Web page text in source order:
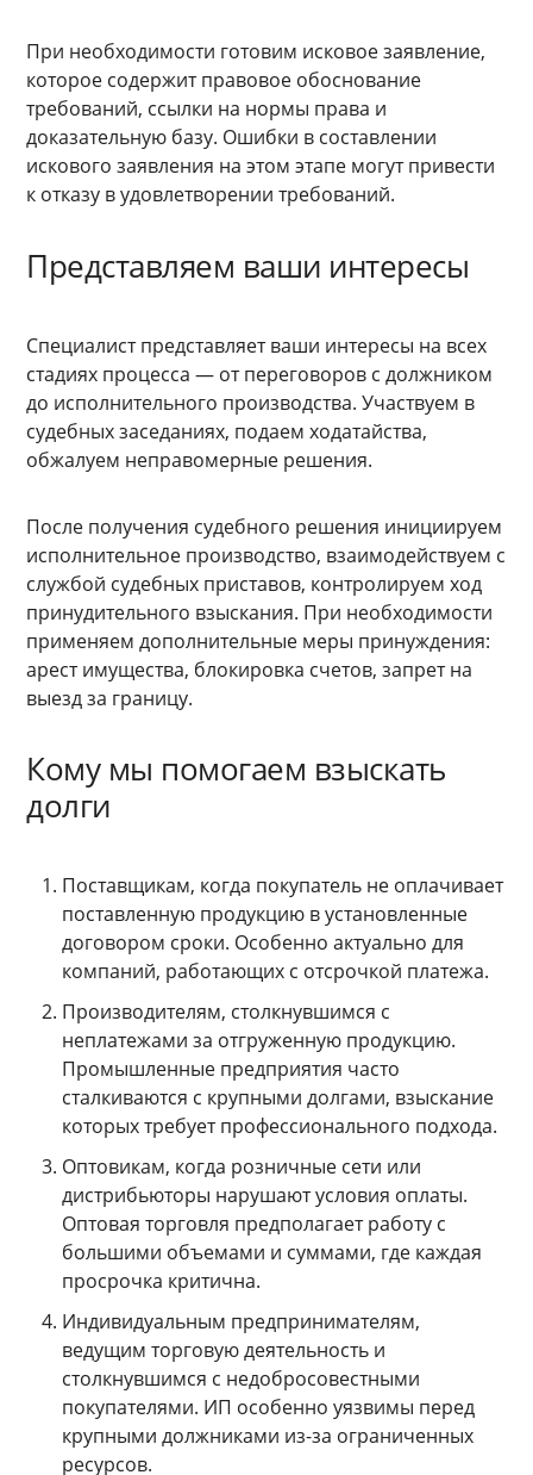
При необходимости готовим исковое заявление,
которое содержит правовое обоснование
требований, ссылки на нормы права и
доказательную базу. Ошибки в составлении
искового заявления на этом этапе могут привести
к отказу в удовлетворении требований.
Представляем ваши интересы
Специалист представляет ваши интересы на всех
стадиях процесса — от переговоров с должником
до исполнительного производства. Участвуем в
судебных заседаниях, подаем ходатайства,
обжалуем неправомерные решения.
После получения судебного решения инициируем
исполнительное производство, взаимодействуем с
службой судебных приставов, контролируем ход
принудительного взыскания. При необходимости
применяем дополнительные меры принуждения:
арест имущества, блокировка счетов, запрет на
выезд за границу.
Кому мы помогаем взыскать
долги
Поставщикам, когда покупатель не оплачивает
поставленную продукцию в установленные
договором сроки. Особенно актуально для
компаний, работающих с отсрочкой платежа.
Производителям, столкнувшимся с
неплатежами за отгруженную продукцию.
Промышленные предприятия часто
сталкиваются с крупными долгами, взыскание
которых требует профессионального подхода.
Оптовикам, когда розничные сети или
дистрибьюторы нарушают условия оплаты.
Оптовая торговля предполагает работу с
большими объемами и суммами, где каждая
просрочка критична.
Индивидуальным предпринимателям,
ведущим торговую деятельность и
столкнувшимся с недобросовестными
покупателями. ИП особенно уязвимы перед
крупными должниками из-за ограниченных
ресурсов.